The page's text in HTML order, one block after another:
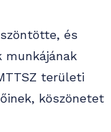
és
munkájának
területi
köszönetet